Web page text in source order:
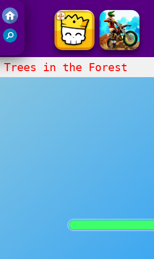
Trees in the Forest